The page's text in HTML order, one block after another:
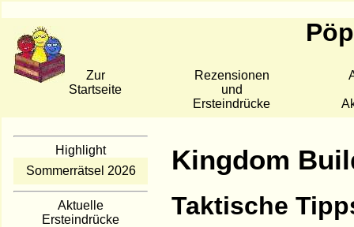
Zur
Startseite
Rezensionen
und
Ersteindrücke
Highlight
Sommerrätsel 2026
Aktuelle
Ersteindrücke
Kingdom
Taktische